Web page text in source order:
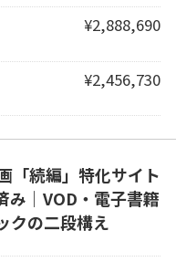
¥2,888,690
¥2,456,730
「続編」特化サイト
み｜VOD・電子書籍
クの二段構え